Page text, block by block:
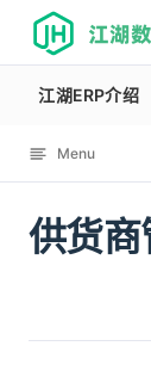
江湖
江湖ERP介绍
Menu
供货
12075